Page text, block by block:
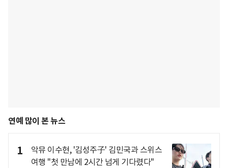
연예 많이 본 뉴스
1
악뮤 이수현, '김성주子' 김민국과 스위스
여행 "첫 만남에 2시간 넘게 기다렸다"